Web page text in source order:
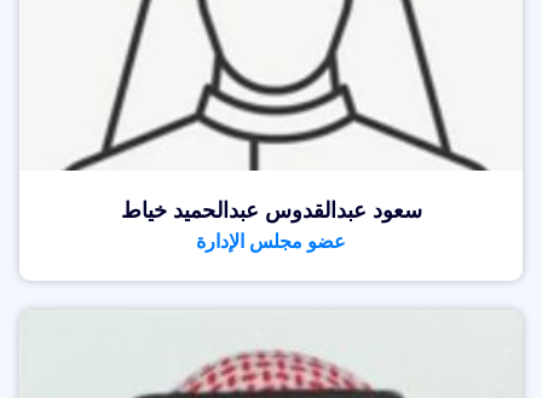
سعود عبدالقدوس عبدالحميد خياط
عضو مجلس الإدارة